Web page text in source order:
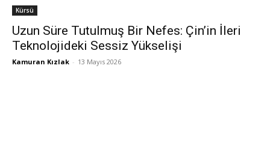
Kürsü
Uzun Süre Tutulmuş Bir Nefes: Çin’in İleri
Teknolojideki Sessiz Yükselişi
Kamuran Kızlak - 13 Mayıs 2026